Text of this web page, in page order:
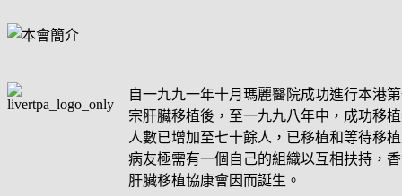
自一九九一年十月瑪麗醫院成功進行本港
宗肝臟移植後，至一九九八年中，成功移
人數已增加至七十餘人，已移植和等待移
病友極需有一個自己的組織以互相扶持，
肝臟移植協康會因而誕生。